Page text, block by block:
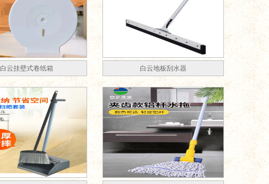
白云挂壁式卷纸箱 白云地板刮水器